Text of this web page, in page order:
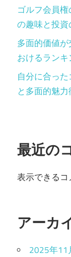
ゴルフ会員
の趣味と投資
多面的価値
おけるラン
自分に合っ
と多面的魅
最近の
表示できるコ
アーカ
2025年11